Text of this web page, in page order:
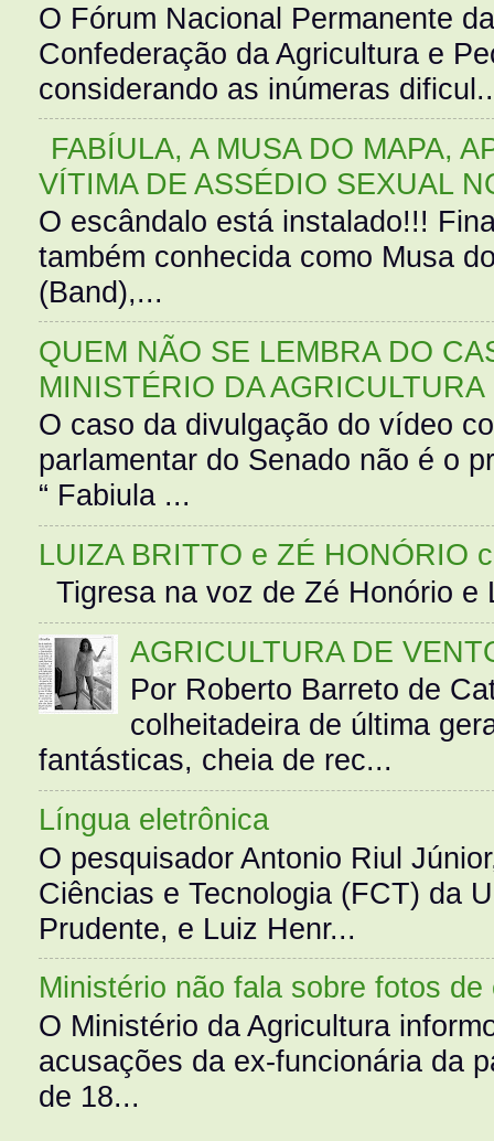
O Fórum Nacional Permanente
Confederação da Agricultura e
considerando as inúmeras
FABÍULA, A MUSA DO MAPA,
VÍTIMA DE ASSÉDIO SEXUAL
O escândalo está instalado!!!
também conhecida como Musa
(Band),...
QUEM NÃO SE LEMBRA DO
MINISTÉRIO DA AGRICULTURA
O caso da divulgação do vídeo
parlamentar do Senado não é o
“ Fabiula ...
LUIZA BRITTO e ZÉ HONÓRIO
Tigresa na voz de Zé Honório
AGRICULTURA DE
Por Roberto Barreto de
colheitadeira de última
fantásticas, cheia de rec...
Língua eletrônica
O pesquisador Antonio Riul
Ciências e Tecnologia (FCT) da
Prudente, e Luiz Henr...
Ministério não fala sobre fotos de
O Ministério da Agricultura
acusações da ex-funcionária da
de 18...